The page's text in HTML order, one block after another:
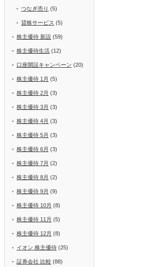
つなぎ売り (5)
貸株サービス (5)
株主優待 新設 (59)
株主優待生活 (12)
口座開設キャンペーン (20)
株主優待 1月 (5)
株主優待 2月 (3)
株主優待 3月 (3)
株主優待 4月 (3)
株主優待 5月 (3)
株主優待 6月 (3)
株主優待 7月 (2)
株主優待 8月 (2)
株主優待 9月 (9)
株主優待 10月 (8)
株主優待 11月 (5)
株主優待 12月 (8)
イオン 株主優待 (25)
証券会社 比較 (88)